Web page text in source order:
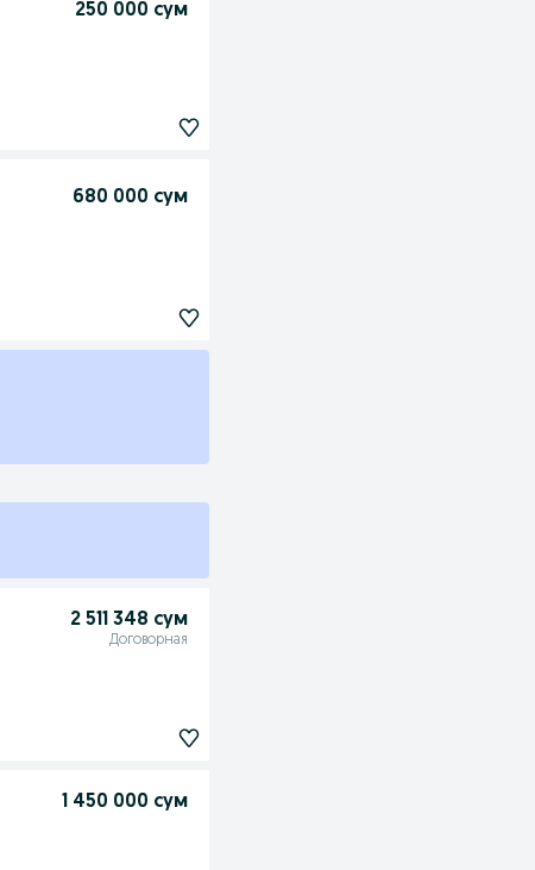
250 000 сум
680 000 сум
2 511 348 сум
Договорная
1 450 000 сум